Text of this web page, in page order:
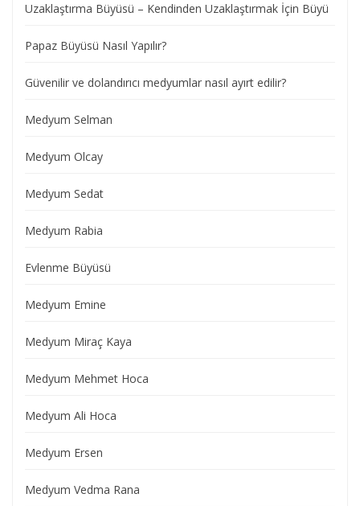
Uzaklaştırma Büyüsü – Kendinden Uzaklaştırmak İçin Büyü
Papaz Büyüsü Nasıl Yapılır?
Güvenilir ve dolandırıcı medyumlar nasıl ayırt edilir?
Medyum Selman
Medyum Olcay
Medyum Sedat
Medyum Rabia
Evlenme Büyüsü
Medyum Emine
Medyum Miraç Kaya
Medyum Mehmet Hoca
Medyum Ali Hoca
Medyum Ersen
Medyum Vedma Rana